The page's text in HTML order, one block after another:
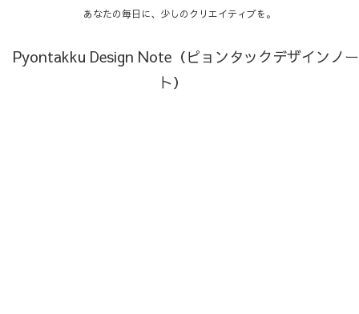
あなたの毎日に、少しのクリエイティブを。
Pyontakku Design Note（ピョンタックデザインノー
ト）